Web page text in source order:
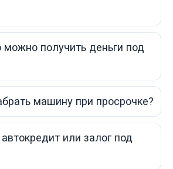
можно получить деньги под
машину при просрочке?
или залог под